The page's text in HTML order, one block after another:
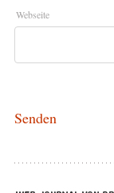
Webseite